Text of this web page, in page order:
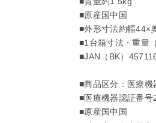
■原産国中国
■外形寸法約幅44×
■1台箱寸法・重量
■JAN（BK）
■商品区分：医療機
■医療機器認証番
■原産国中国